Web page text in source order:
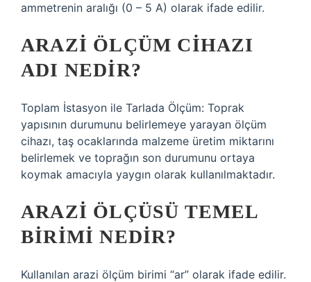
ammetrenin aralığı (0 – 5 A) olarak ifade edilir.
ARAZI ÖLÇÜM CIHAZI
ADI NEDIR?
Toplam İstasyon ile Tarlada Ölçüm: Toprak
yapısının durumunu belirlemeye yarayan ölçüm
cihazı, taş ocaklarında malzeme üretim miktarını
belirlemek ve toprağın son durumunu ortaya
koymak amacıyla yaygın olarak kullanılmaktadır.
ARAZI ÖLÇÜSÜ TEMEL
BIRIMI NEDIR?
Kullanılan arazi ölçüm birimi “ar” olarak ifade edilir.